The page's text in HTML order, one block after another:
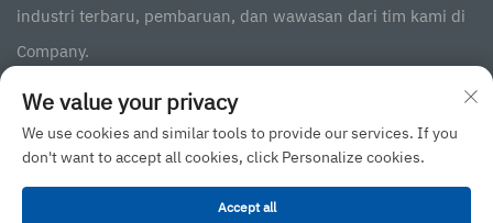
industri terbaru, pembaruan, dan wawasan dari tim kami di
Company.
Berlangganan
Hak Cipta © 2025 oleh JINAN BINGXIN INTERNATIONAL BUSINESS CO.,LTD
We value your privacy
We use cookies and similar tools to provide our services. If you
don't want to accept all cookies, click Personalize cookies.
Accept all